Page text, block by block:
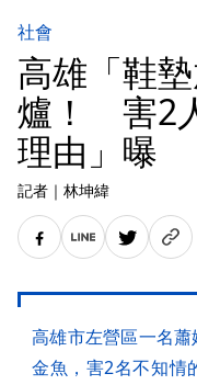
社會
高雄「鞋
爐！ 害2
理由」曝
記者 ｜ 林坤緯
高雄市左營區一名
金魚，害2名不知情